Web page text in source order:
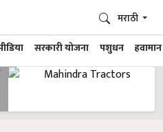
सरकारी योजना पशुधन हवामान
मराठी